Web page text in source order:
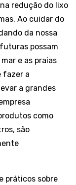
redução do lixo
Ao cuidar do
da nossa
possam
e as praias
fazer a
a grandes
como
são
práticos sobre